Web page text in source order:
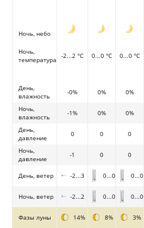
Ночь, небо
Ночь,
температура
-2...2 °C 0...0 °C 0...0 °C
День,
влажность
-0% 0% 0%
Ночь,
влажность
-1% 0% 0%
День,
давление
0 0 0
Ночь,
давление
-1 0 0
День, ветер -2...3 0...0 0...0
Ночь, ветер -2...2 0...0 0...0
Фазы луны 14% 8% 3%